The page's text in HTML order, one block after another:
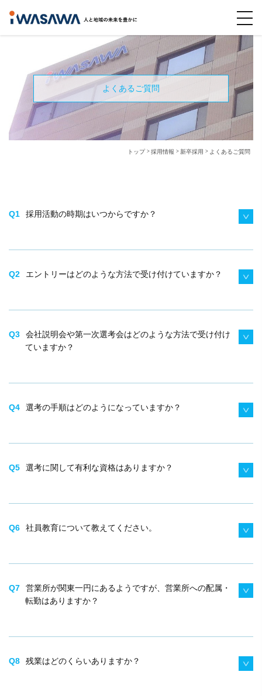
よくあるご質問
トップ 採用情報 新卒採用 よくあるご質問
Q1 採用活動の時期はいつからですか？
Q2 エントリーはどのような方法で受け付けていますか？
Q3
会社説明会や第一次選考会はどのような方法で受け付け
ていますか？
Q4 選考の手順はどのようになっていますか？
Q5 選考に関して有利な資格はありますか？
Q6 社員教育について教えてください。
Q7
営業所が関東一円にあるようですが、営業所への配属・
転勤はありますか？
Q8 残業はどのくらいありますか？